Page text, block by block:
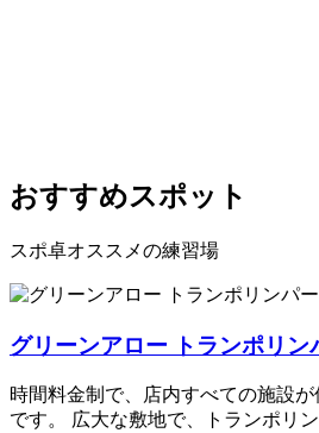
おすすめスポット
スポ卓オススメの練習場
グリーンアロー トランポリン
時間料金制で、店内すべての施設
です。 広大な敷地で、トランポリ